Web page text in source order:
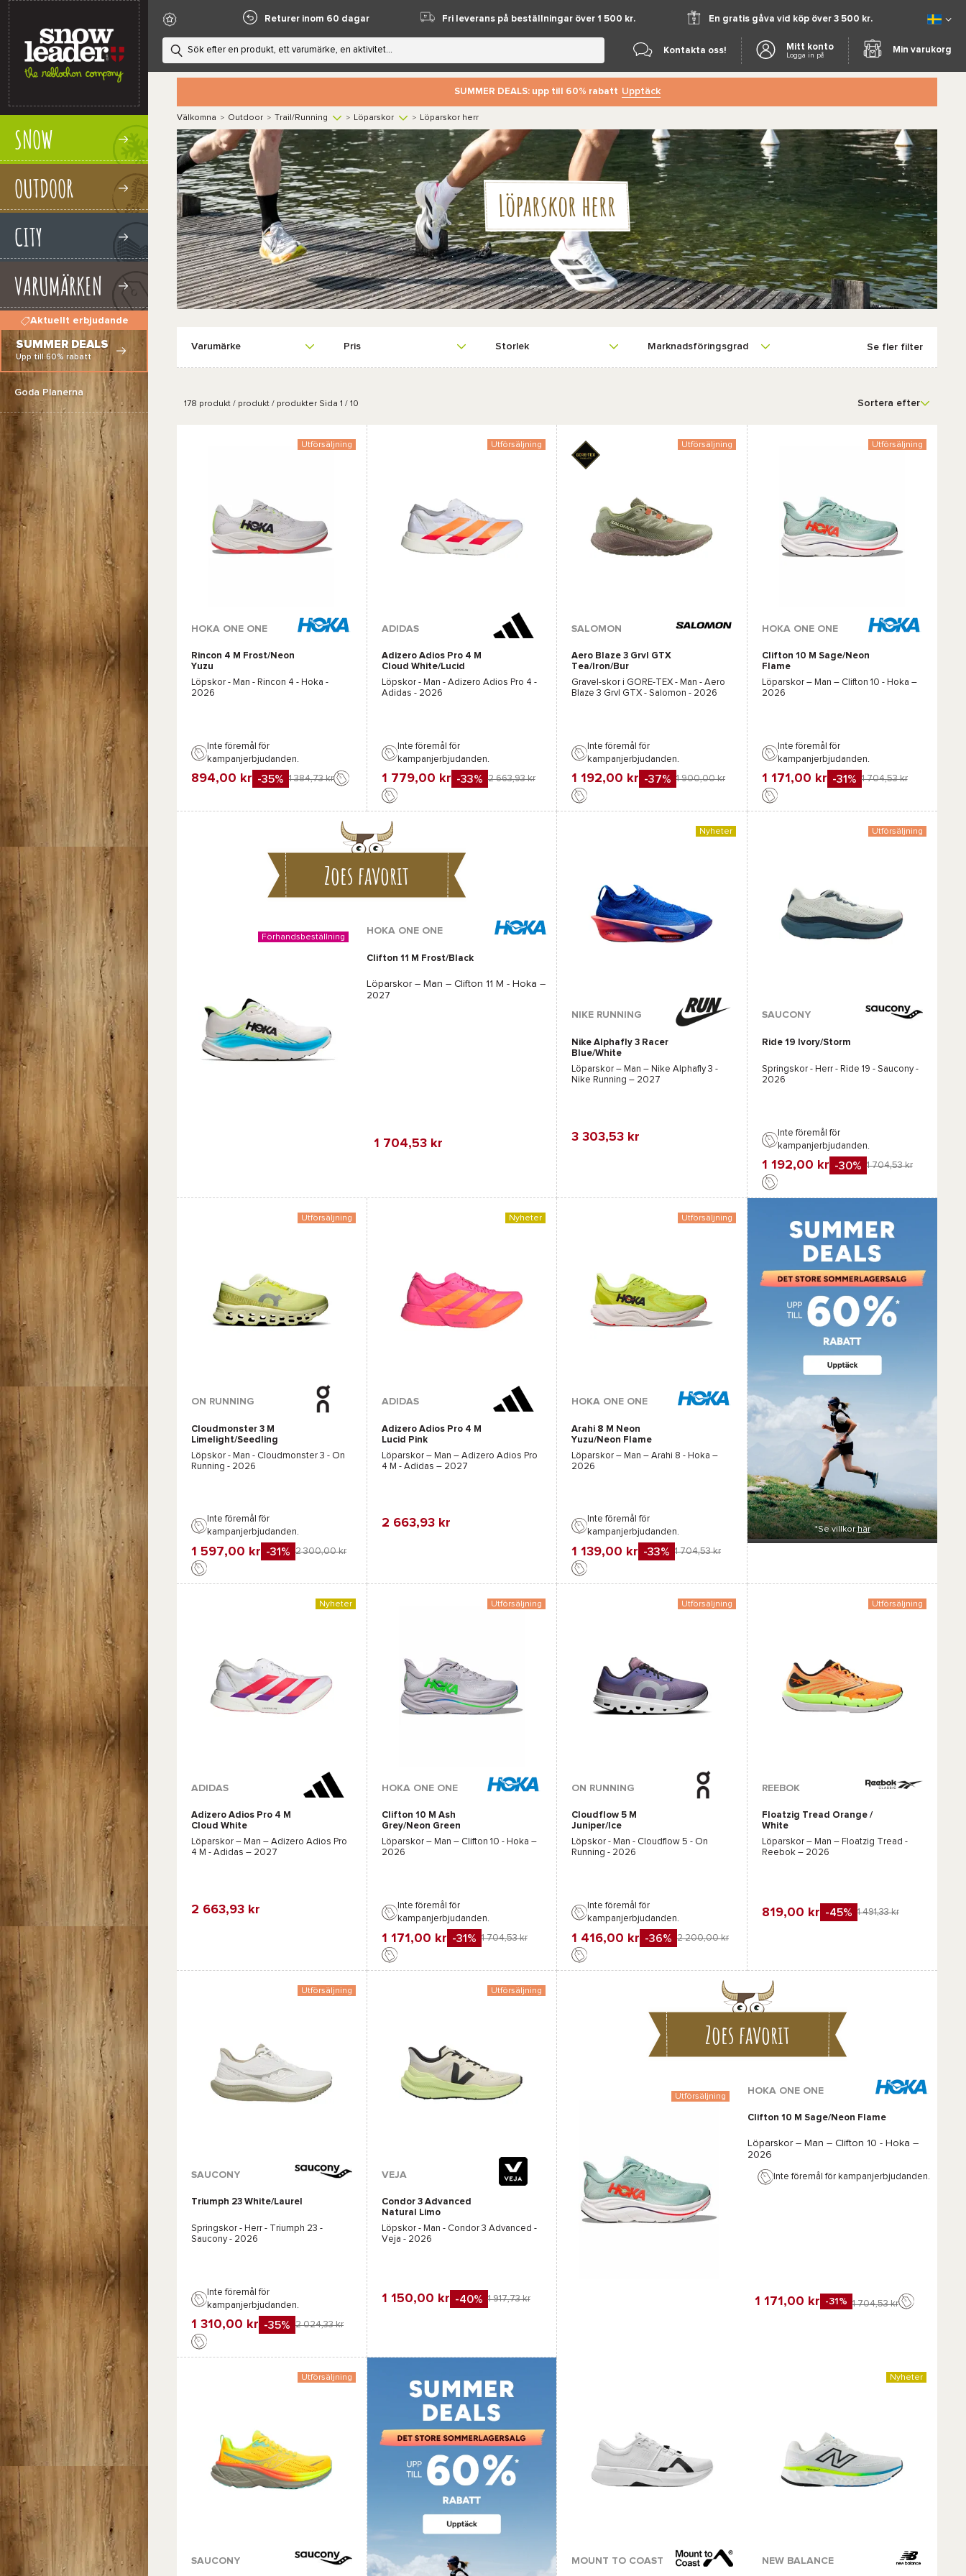
SNOW
OUTDOOR
CITY
VARUMÄRKEN
Aktuellt erbjudande
SUMMER DEALS
Upp till 60% rabatt
Goda Planerna
Returer inom 60 dagar Fri leverans på beställningar över 1 500 kr. En gratis gåva vid köp över 3 500 kr.
Kontakta oss! Mitt konto
Logga in på
Min varukorg
SUMMER DEALS: upp till 60% rabatt Upptäck
Välkomna > Outdoor > Trail/Running > Löparskor > Löparskor herr
Löparskor herr
Varumärke Pris Storlek Marknadsföringsgrad Se fler filter
178 produkt / produkt / produkter Sida 1 / 10 Sortera efter
Utförsäljning
Svart
HOKA ONE ONE
Rincon 4 M Frost/Neon
Yuzu
Löpskor - Man - Rincon 4 - Hoka -
2026
Inte föremål för
kampanjerbjudanden.
894,00 kr -35% 1 384,73 kr
Utförsäljning
Rosa Rosa
ADIDAS
Adizero Adios Pro 4 M
Cloud White/Lucid
Orange/Lucid Red
Löpskor - Man - Adizero Adios Pro 4 -
Adidas - 2026
Inte föremål för
kampanjerbjudanden.
1 779,00 kr -33% 2 663,93 kr
Utförsäljning
Vit
SALOMON
Aero Blaze 3 Grvl GTX
Tea/Iron/Bur
Gravel-skor i GORE-TEX - Man - Aero
Blaze 3 Grvl GTX - Salomon - 2026
Inte föremål för
kampanjerbjudanden.
1 192,00 kr -37% 1 900,00 kr
Utförsäljning
Grå
HOKA ONE ONE
Clifton 10 M Sage/Neon
Flame
Löparskor – Man – Clifton 10 - Hoka –
2026
Inte föremål för
kampanjerbjudanden.
1 171,00 kr -31% 1 704,53 kr
Zoes favorit
Förhandsbeställning
HOKA ONE ONE
Clifton 11 M Frost/Black
Löparskor – Man – Clifton 11 M - Hoka –
2027
1 704,53 kr
Nyheter
NIKE RUNNING
Nike Alphafly 3 Racer
Blue/White
Löparskor – Man – Nike Alphafly 3 -
Nike Running – 2027
3 303,53 kr
Utförsäljning
SAUCONY
Ride 19 Ivory/Storm
Springskor - Herr - Ride 19 - Saucony-
2026
Inte föremål för
kampanjerbjudanden.
1 192,00 kr -30% 1 704,53 kr
Utförsäljning
Svart Lila Grön
ON RUNNING
Cloudmonster 3 M
Limelight/Seedling
Löpskor - Man - Cloudmonster 3 - On
Running - 2026
Inte föremål för
kampanjerbjudanden.
1 597,00 kr -31% 2 300,00 kr
Nyheter
Vit
ADIDAS
Adizero Adios Pro 4 M
Lucid Pink
Löparskor – Man – Adizero Adios Pro
4 M - Adidas – 2027
2 663,93 kr
Utförsäljning
HOKA ONE ONE
Arahi 8 M Neon
Yuzu/Neon Flame
Löparskor – Man – Arahi 8 - Hoka –
2026
Inte föremål för
kampanjerbjudanden.
1 139,00 kr -33% 1 704,53 kr
*Se villkorhär
Nyheter
Vit
ADIDAS
Adizero Adios Pro 4 M
Cloud White
Löparskor – Man – Adizero Adios Pro
4 M - Adidas – 2027
2 663,93 kr
Utförsäljning
Svart Grön
HOKA ONE ONE
Clifton 10 M Ash
Grey/Neon Green
Löparskor – Man – Clifton 10 - Hoka –
2026
Inte föremål för
kampanjerbjudanden.
1 171,00 kr -31% 1 704,53 kr
Utförsäljning
Grå Grå
ON RUNNING
Cloudflow 5 M
Juniper/Ice
Löpskor - Man - Cloudflow 5 - On
Running - 2026
Inte föremål för
kampanjerbjudanden.
1 416,00 kr -36% 2 200,00 kr
Utförsäljning
REEBOK
Floatzig Tread Orange /
White
Löparskor – Man – Floatzig Tread -
Reebok– 2026
819,00 kr -45% 1 491,33 kr
Utförsäljning
SAUCONY
Triumph 23 White/Laurel
Springskor - Herr -
Triumph 23 -
Saucony- 2026
Inte föremål för
kampanjerbjudanden.
1 310,00 kr -35% 2 024,33 kr
Utförsäljning
Lila
VEJA
Condor 3 Advanced
Natural Limo
Löpskor - Man - Condor 3 Advanced -
Veja - 2026
1 150,00 kr -40% 1 917,73 kr
Zoes favorit
Utförsäljning
HOKA ONE ONE
Clifton 10 M Sage/Neon Flame
Löparskor – Man – Clifton 10 - Hoka –
2026
Inte föremål för kampanjerbjudanden.
1 171,00 kr -31% 1 704,53 kr
Utförsäljning
SAUCONY MOUNT TO COAST
Nyheter
NEW BALANCE